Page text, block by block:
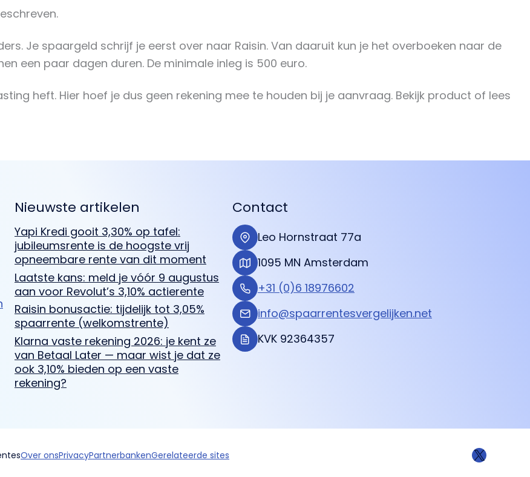
Je spaargeld schrijf je eerst over naar Raisin. Van daaruit kun je het overboeken naar de
een paar dagen duren. De minimale inleg is 500 euro.
heft. Hier hoef je dus geen rekening mee te houden bij je aanvraag. Bekijk product of lees
Nieuwste artikelen
Yapi Kredi gooit 3,30% op tafel:
jubileumsrente is de hoogste vrij
opneembare rente van dit moment
Laatste kans: meld je vóór 9 augustus
aan voor Revolut’s 3,10% actierente
Raisin bonusactie: tijdelijk tot 3,05%
spaarrente (welkomstrente)
Klarna vaste rekening 2026: je kent ze
van Betaal Later — maar wist je dat ze
ook 3,10% bieden op een vaste
rekening?
Contact
Leo Hornstraat 77a
1095 MN Amsterdam
+31 (0)6 18976602
info@spaarrentesvergelijken.net
KVK 92364357
Over onsPrivacyPartnerbankenGerelateerde sites X